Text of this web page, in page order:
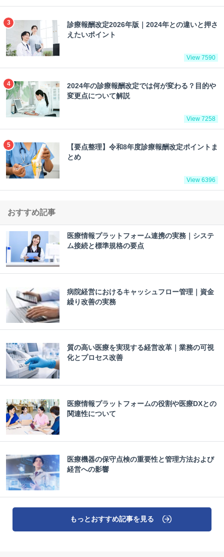
診療報酬改定2026年版｜2024年との違いと押さ
えたいポイント
View 7590
2024年の診療報酬改定では何が変わる？目的や
変更点について解説
View 7258
【要点整理】令和8年度診療報酬改定ポイントま
とめ
View 6396
おすすめ記事
医療情報プラットフォーム連携の実務｜システ
ム接続と標準規格の要点
病院経営におけるキャッシュフロー管理｜資金
繰り改善の実務
質の高い医療を実現する経営改革｜業務の可視
化とプロセス改善
医療情報プラットフォームの役割や医療DXとの
関連性について
医療機器の保守点検の重要性と管理方法および
経営への影響
もっとおすすめ記事を見る